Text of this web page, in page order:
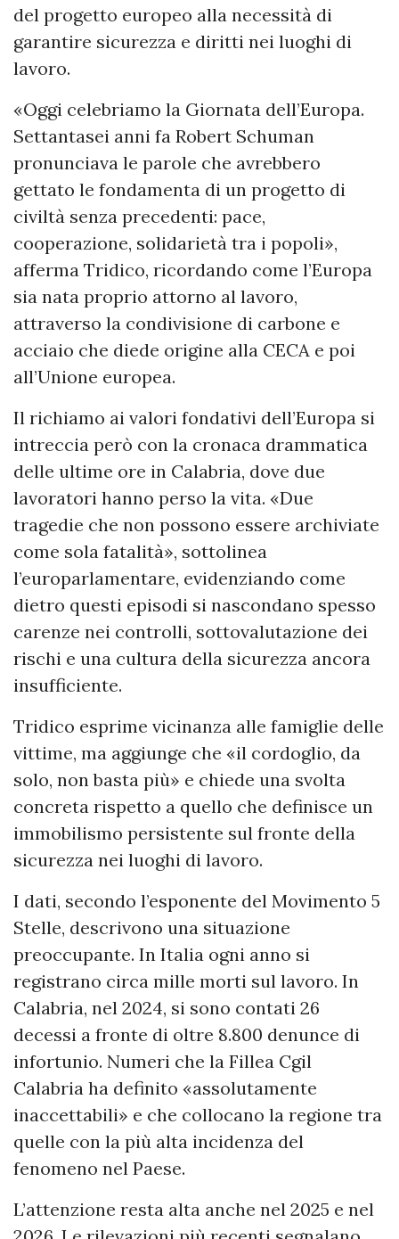
del progetto europeo alla necessità di
garantire sicurezza e diritti nei luoghi di
lavoro.
«Oggi celebriamo la Giornata dell’Europa.
Settantasei anni fa Robert Schuman
pronunciava le parole che avrebbero
gettato le fondamenta di un progetto di
civiltà senza precedenti: pace,
cooperazione, solidarietà tra i popoli»,
afferma Tridico, ricordando come l’Europa
sia nata proprio attorno al lavoro,
attraverso la condivisione di carbone e
acciaio che diede origine alla CECA e poi
all’Unione europea.
Il richiamo ai valori fondativi dell’Europa si
intreccia però con la cronaca drammatica
delle ultime ore in Calabria, dove due
lavoratori hanno perso la vita. «Due
tragedie che non possono essere archiviate
come sola fatalità», sottolinea
l’europarlamentare, evidenziando come
dietro questi episodi si nascondano spesso
carenze nei controlli, sottovalutazione dei
rischi e una cultura della sicurezza ancora
insufficiente.
Tridico esprime vicinanza alle famiglie delle
vittime, ma aggiunge che «il cordoglio, da
solo, non basta più» e chiede una svolta
concreta rispetto a quello che definisce un
immobilismo persistente sul fronte della
sicurezza nei luoghi di lavoro.
I dati, secondo l’esponente del Movimento 5
Stelle, descrivono una situazione
preoccupante. In Italia ogni anno si
registrano circa mille morti sul lavoro. In
Calabria, nel 2024, si sono contati 26
decessi a fronte di oltre 8.800 denunce di
infortunio. Numeri che la Fillea Cgil
Calabria ha definito «assolutamente
inaccettabili» e che collocano la regione tra
quelle con la più alta incidenza del
fenomeno nel Paese.
L’attenzione resta alta anche nel 2025 e nel